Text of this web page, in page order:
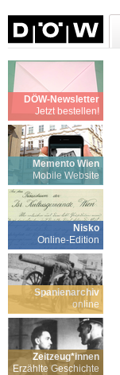
DÖW-Newsletter
Jetzt bestellen!
Memento Wien
Mobile Website
Nisko
Online-Edition
Spanienarchiv
online
Zeitzeug*innen
Erzählte Geschichte